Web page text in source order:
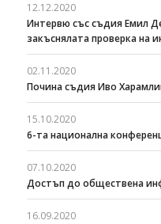
12.12.2020
Интервю със съдия Емил
закъснялата проверка на
02.11.2020
Почина съдия Иво
15.10.2020
6-та национална
07.10.2020
Достъп до обществена
16.09.2020